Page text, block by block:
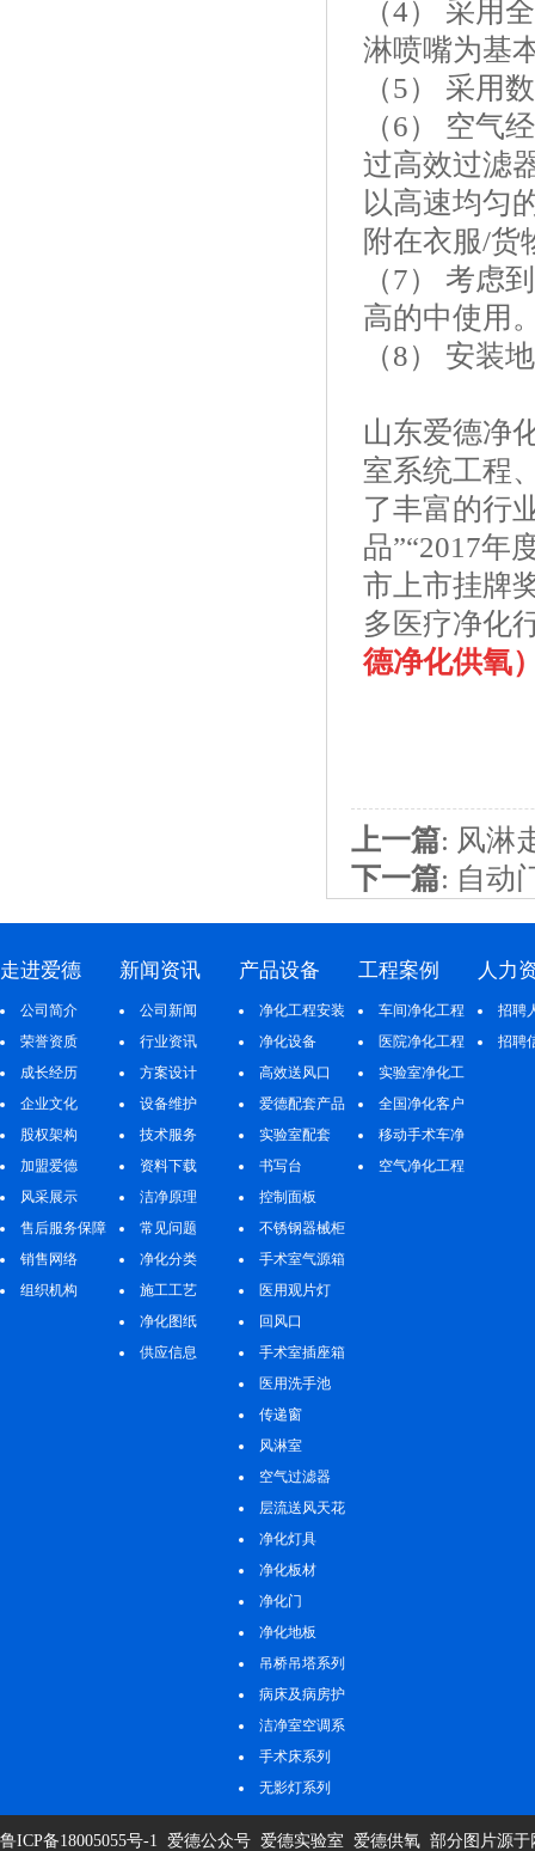
（4） 采用
淋喷嘴为基
（5） 采用
（6） 空气
过高效过滤
以高速均匀
附在衣服/货
（7） 考虑
高的中使用
（8） 安装
山东爱德净
室系统工程
了丰富的行
品”“2017年
市上市挂牌
多医疗净化
德净化供氧
上一篇: 风淋
下一篇: 自动
走进爱德
公司简介
荣誉资质
成长经历
企业文化
股权架构
加盟爱德
风采展示
售后服务保障
销售网络
组织机构
新闻资讯
公司新闻
行业资讯
方案设计
设备维护
技术服务
资料下载
洁净原理
常见问题
净化分类
施工工艺
净化图纸
供应信息
产品设备
净化工程安装
净化设备
高效送风口
爱德配套产品
实验室配套
书写台
控制面板
不锈钢器械柜
手术室气源箱
医用观片灯
回风口
手术室插座箱
医用洗手池
传递窗
风淋室
空气过滤器
层流送风天花
净化灯具
净化板材
净化门
净化地板
吊桥吊塔系列
病床及病房护
理系列洁净室空调系
统
手术床系列
无影灯系列
工程案例
车间净化工程
医院净化工程
实验室净化工
程
全国净化客户
案例移动手术车净
化工程空气净化工程
人力
招聘
招聘
鲁ICP备18005055号-1 爱德公众号 爱德实验室 爱德供氧 部分图片源